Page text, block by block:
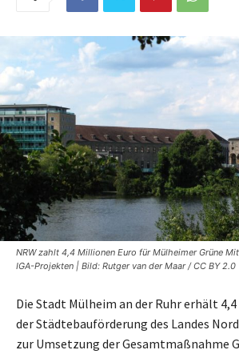
NRW zahlt 4,4 Millionen Euro für Mülheimer Grüne
IGA-Projekten | Bild: Rutger van der Maar / CC BY 2.0
Die Stadt Mülheim an der Ruhr erhält
der Städtebauförderung des Landes
zur Umsetzung der Gesamtmaßnahme